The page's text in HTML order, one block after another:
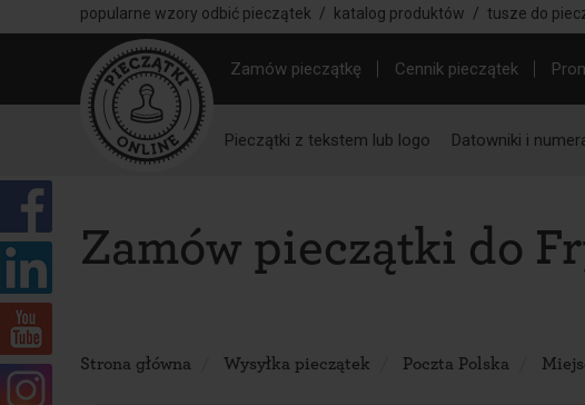
popularne wzory odbić pieczątek / katalog produktów / tusze do
Zamów pieczątkę Cennik pieczątek
Pieczątki z tekstem lub logo Datowniki i
Zamów pieczątki do
Strona główna Wysyłka pieczątek Poczta Polska